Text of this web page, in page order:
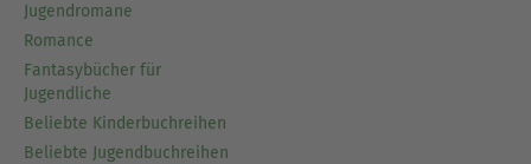
Jugendromane
Romance
Fantasybücher für
Jugendliche
Beliebte Kinderbuchreihen
Beliebte Jugendbuchreihen